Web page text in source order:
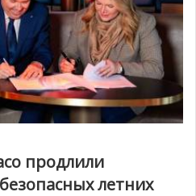
продлили
летних